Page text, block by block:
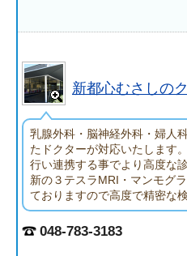
新都心むさしの
乳腺外科・脳神経外科・婦人
たドクターが対応いたします
行い連携する事でより高度な
新の３テスラMRI・マンモグ
ておりますので高度で精密な
048-783-3183